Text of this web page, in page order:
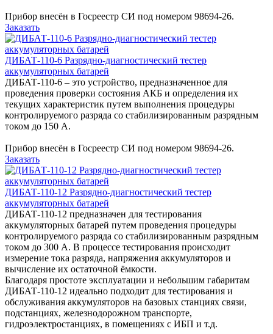
Прибор внесён в Госреестр СИ под номером 98694-26.
Заказать
ДИБАТ-110-6 Разрядно-диагностический тестер
аккумуляторных батарей
ДИБАТ-110-6 – это устройство, предназначенное для
проведения проверки состояния АКБ и определения их
текущих характеристик путем выполнения процедуры
контролируемого разряда со стабилизированным разрядным
током до 150 А.
Прибор внесён в Госреестр СИ под номером 98694-26.
Заказать
ДИБАТ-110-12 Разрядно-диагностический тестер
аккумуляторных батарей
ДИБАТ-110-12 предназначен для тестирования
аккумуляторных батарей путем проведения процедуры
контролируемого разряда со стабилизированным разрядным
током до 300 А. В процессе тестирования происходит
измерение тока разряда, напряжения аккумуляторов и
вычисление их остаточной ёмкости.
Благодаря простоте эксплуатации и небольшим габаритам
ДИБАТ-110-12 идеально подходит для тестирования и
обслуживания аккумуляторов на базовых станциях связи,
подстанциях, железнодорожном транспорте,
гидроэлектростанциях, в помещениях с ИБП и т.д.